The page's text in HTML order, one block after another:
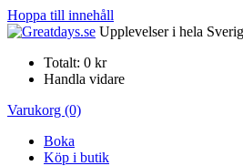
Hoppa till innehåll
Upplevelser i hela
Totalt: 0 kr
Handla vidare
Varukorg (0)
Boka
Köp i butik